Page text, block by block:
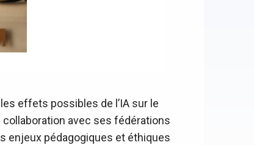
effets possibles de l’IA sur le
collaboration avec ses fédérations
enjeux pédagogiques et éthiques